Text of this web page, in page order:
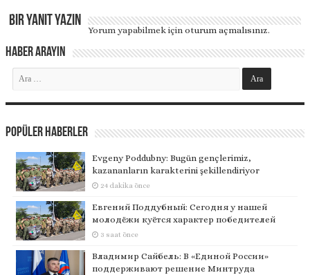
Bir yanıt yazın
Yorum yapabilmek içinoturum açmalısınız.
Haber Arayın
Popüler Haberler
Evgeny Poddubny: Bugün gençlerimiz,
kazananların karakterini şekillendiriyor
24 dakika önce
Евгений Поддубный: Сегодня у нашей
молодёжи куётся характер победителей
3 saat önce
Владимир Сайбель: В «Единой России»
поддерживают решение Минтруда